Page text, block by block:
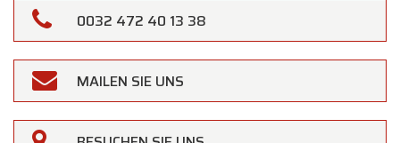
0032 472 40 13 38
MAILEN SIE UNS
×
Liebe Kundinnen und Kunden,
Oldtimerfarm bleibtam Samstag, den 15.